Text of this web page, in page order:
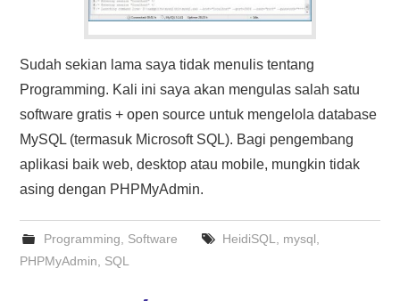
Sudah sekian lama saya tidak menulis tentang
Programming. Kali ini saya akan mengulas salah satu
software gratis + open source untuk mengelola database
MySQL (termasuk Microsoft SQL). Bagi pengembang
aplikasi baik web, desktop atau mobile, mungkin tidak
asing dengan PHPMyAdmin.
Programming Software HeidiSQL mysql
PHPMyAdmin
SQL